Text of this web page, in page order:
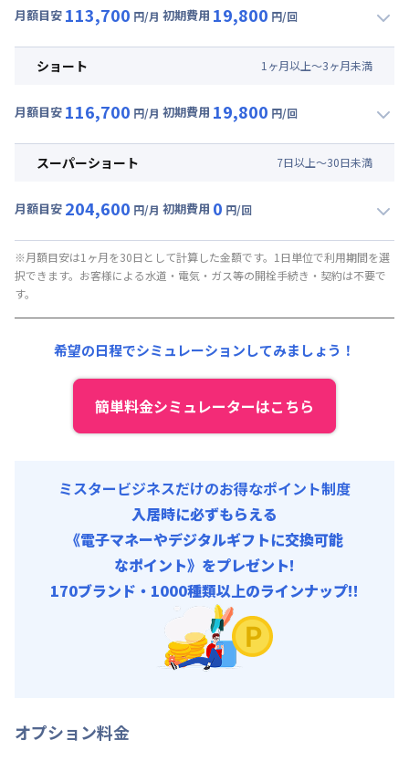
光熱費他 : 27,000円/月 (900円/日) (税抜)
月額目安 113,700 円/月 初期費用 19,800 円/回
月額賃料目安(30日利用)
光熱費他 : 27,000円/月 (900円/日) (税抜)
ショート 1 ヶ月以上～3ヶ月未満
月額目安 116,700 円/月 初期費用 19,800 円/回
月額賃料目安(30日利用)
光熱費他 : 27,000円/月 (900円/日) (税抜)
スーパーショート 7日以上～30日未満
月額目安 204,600 円/月 初期費用 0 円/回
月額賃料目安(30日利用)
賃料 : 186,000円/月 (6,200円/日) (税抜)
光熱費他 :
※月額目安は1ヶ月を30日として計算した金額です。1日単位で利用期間を選
択できます。お客様による水道・電気・ガス等の開栓手続き・契約は不要で
す。
希望の日程でシミュレーションしてみましょう！
簡単料金シミュレーターはこちら
ミスタービジネスだけのお得なポイント制度
入居時に必ずもらえる
《電子マネーやデジタルギフトに交換可能
なポイント》をプレゼント!
170ブランド・1000種類以上のラインナップ!!
オプション料金